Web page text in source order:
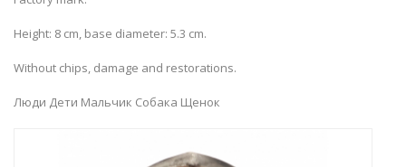
Height: 8 cm, base diameter: 5.3 cm.
Without chips, damage and restorations.
Люди Дети Мальчик Собака Щенок